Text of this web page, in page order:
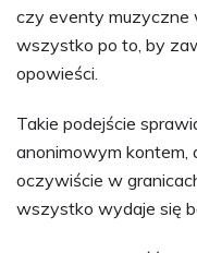
czy eventy muzyczne
wszystko po to, by
opowieści.
Takie podejście
anonimowym kontem,
oczywiście w
wszystko wydaje się